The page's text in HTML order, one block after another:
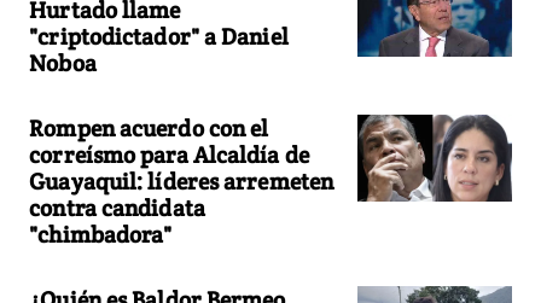
Hurtado llame
"criptodictador" a Daniel
Noboa
Rompen acuerdo con el
correísmo para Alcaldía de
Guayaquil: líderes arremeten
contra candidata
"chimbadora"